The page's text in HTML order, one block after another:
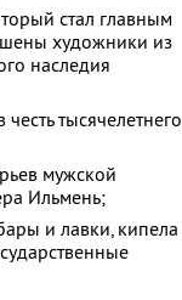
стал главным
художники из
наследия
тысячелетнего
мужской
Ильмень;
и лавки, кипела